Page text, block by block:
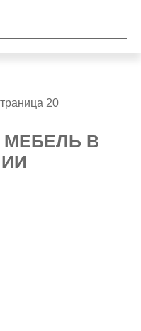
20
МЕБЕЛЬ В